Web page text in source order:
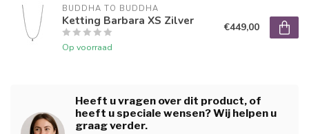
BUDDHA TO BUDDHA
Ketting Barbara XS Zilver
Op voorraad
€449,00
Heeft u vragen over dit product, of
heeft u speciale wensen? Wij helpen u
graag verder.